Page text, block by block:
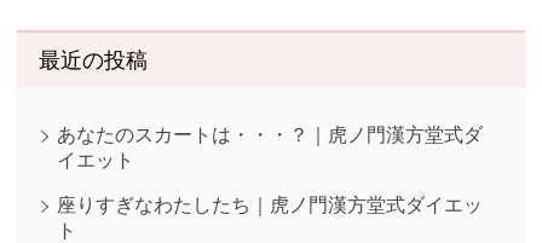
最近の投稿
あなたのスカートは・・・？｜虎ノ門漢方堂式ダ
イエット
座りすぎなわたしたち｜虎ノ門漢方堂式ダイエッ
ト